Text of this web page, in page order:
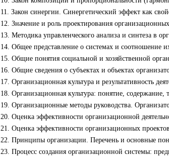
11. Закон синергии. Синергетический эффект как
12. Значение и роль проектирования
13. Методика управленческого анализа и синтеза в
14. Общее представление о системах и соотношение
15. Общие понятия социальной и хозяйственной
16. Общие сведения о субъектах и объектах
17. Организационная культура и результативность
18. Организационная культура: понятие, содержание,
19. Организационные методы руководства.
20. Оценка эффективности организационной
21. Оценка эффективности организационных
22. Принципы организации. Перечень и основные
23. Процесс создания организационной системы: